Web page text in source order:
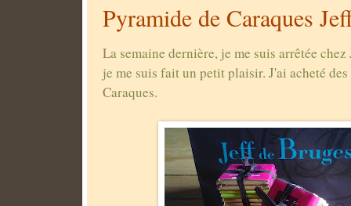
Pyramide de Caraques
La semaine dernière, je me suis arrêtée
je me suis fait un petit plaisir. J'ai acheté
Caraques.